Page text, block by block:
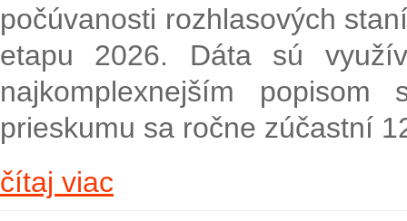
počúvanosti rozhlasových
etapu 2026. Dáta sú
najkomplexnejším popisom
prieskumu sa ročne zúčastní
čítaj viac